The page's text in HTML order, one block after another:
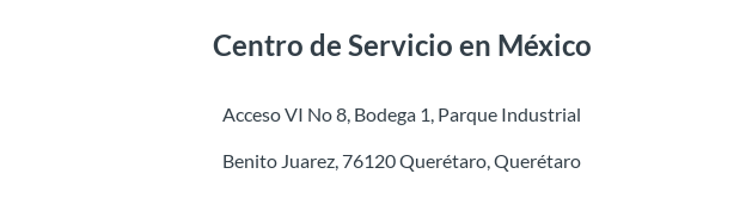
Centro de Servicio en México
Acceso VI No 8, Bodega 1, Parque Industrial
Benito Juarez, 76120 Querétaro, Querétaro